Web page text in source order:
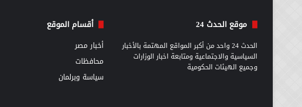
موقع الحدث 24
الحدث 24 واحد من أكبر المواقع المهتمة بالأخبار
السياسية والاجتماعية ومتابعة اخبار الوزارات
وجميع الهيئات الحكومية
أقسام الموقع
أخبار مصر
محافظات
سياسة وبرلمان